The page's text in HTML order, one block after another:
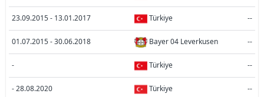
23.09.2015 - 13.01.2017 Türkiye --
01.07.2015 - 30.06.2018 Bayer 04 Leverkusen --
- Türkiye --
- 28.08.2020 Türkiye --